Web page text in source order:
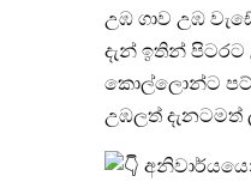
උඹ ගාව උඹ
දැන් ඉතින්
කොල්ලොන්ට
උඹලත් දැනටමත්